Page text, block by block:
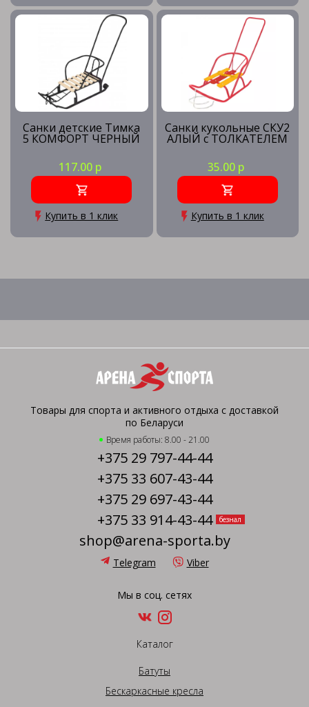
Санки детские Тимка
5 КОМФОРТ ЧЕРНЫЙ
117.00 р
Купить в 1 клик
Санки кукольные СКУ2
АЛЫЙ с ТОЛКАТЕЛЕМ
35.00 р
Купить в 1 клик
Товары для спорта и активного отдыха с доставкой
по Беларуси
Время работы: 8.00 - 21.00
+375 29 797-44-44
+375 33 607-43-44
+375 29 697-43-44
+375 33 914-43-44
безнал
shop@arena-sporta.by
Telegram Viber
Мы в соц. сетях
Каталог
Батуты
Бескаркасные кресла